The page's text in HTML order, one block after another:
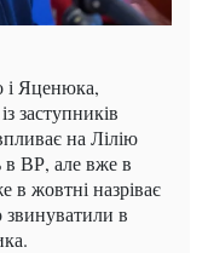
і Яценюка,
заступників
на Лілію
в ВР, але вже в
в жовтні назріває
в